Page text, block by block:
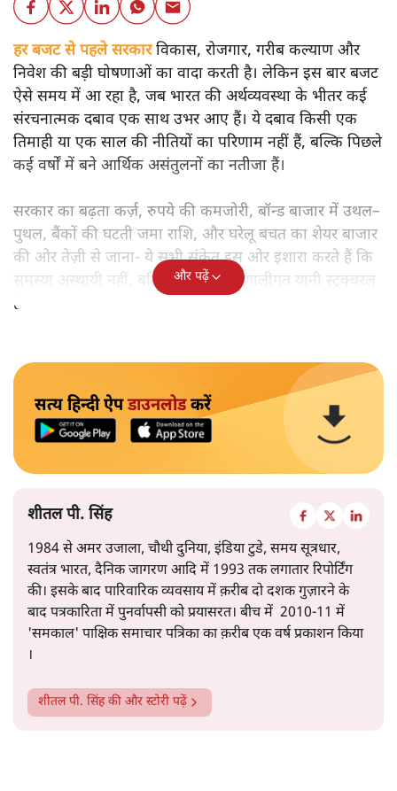
हर बजट से पहले सरकारविकास, रोजगार, गरीब कल्याण और
निवेश की बड़ी घोषणाओं का वादा करती है। लेकिन इस बार बजट
ऐसे समय में आ रहा है, जब भारत की अर्थव्यवस्था के भीतर कई
संरचनात्मक दबाव एक साथ उभर आए हैं। ये दबाव किसी एक
तिमाही या एक साल की नीतियों का परिणाम नहीं हैं, बल्कि पिछले
कई वर्षों में बने आर्थिक असंतुलनों का नतीजा हैं।
सरकार का बढ़ता कर्ज़, रुपये की कमजोरी, बॉन्ड बाजार में उथल–
पुथल, बैंकों की घटती जमा राशि, और घरेलू बचत का शेयर बाजार
की ओर तेज़ी से जाना- ये सभी संकेत इस ओर इशारा करते हैं कि
समस्या अस्थायी नहीं, बल्कि गहरी और प्रणालीगत यानी स्ट्रक्चरल
है।
और पढ़ें
सत्य हिन्दी ऐपडाउनलोडकरें
शीतल पी. सिंह
1984 से अमर उजाला, चौथी दुनिया, इंडिया टुडे, समय सूत्रधार,
स्वतंत्र भारत, दैनिक जागरण आदि में 1993 तक लगातार रिपोर्टिंग
की। इसके बाद पारिवारिक व्यवसाय में क़रीब दो दशक गुज़ारने के
बाद पत्रकारिता में पुनर्वापसी को प्रयासरत। बीच में 2010-11 में
'समकाल' पाक्षिक समाचार पत्रिका का क़रीब एक वर्ष प्रकाशन किया
।
शीतल पी. सिंहकी और स्टोरी पढ़ें